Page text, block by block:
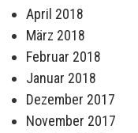
April 2018
März 2018
Februar 2018
Januar 2018
Dezember 2017
November 2017